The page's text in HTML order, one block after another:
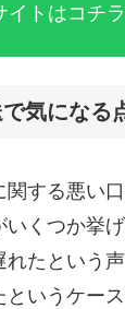
イトはコチラ
気になる
する悪い
くつか挙げ
たという
というケー